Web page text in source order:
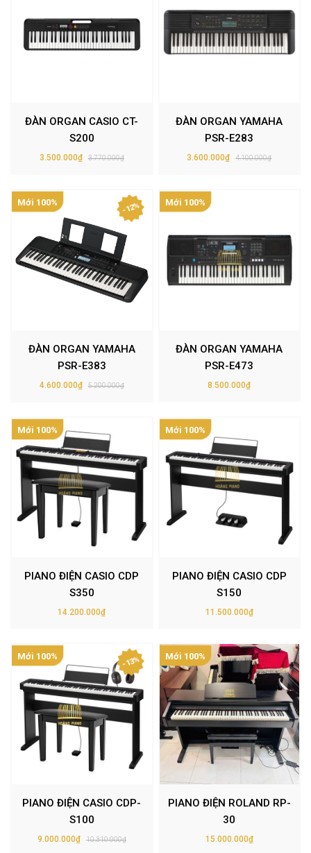
ĐÀN ORGAN CASIO CT-
S200
3.500.000₫ 3.770.000₫
ĐÀN ORGAN YAMAHA
PSR-E283
3.600.000₫ 4.100.000₫
- 12%
Mới 100%
ĐÀN ORGAN YAMAHA
PSR-E383
4.600.000₫ 5.200.000₫
Mới 100%
ĐÀN ORGAN YAMAHA
PSR-E473
8.500.000₫
Mới 100%
PIANO ĐIỆN CASIO CDP
S350
14.200.000₫
Mới 100%
PIANO ĐIỆN CASIO CDP
S150
11.500.000₫
- 13%
Mới 100%
PIANO ĐIỆN CASIO CDP-
S100
9.000.000₫ 10.310.000₫
Mới 100%
PIANO ĐIỆN ROLAND RP-
30
15.000.000₫